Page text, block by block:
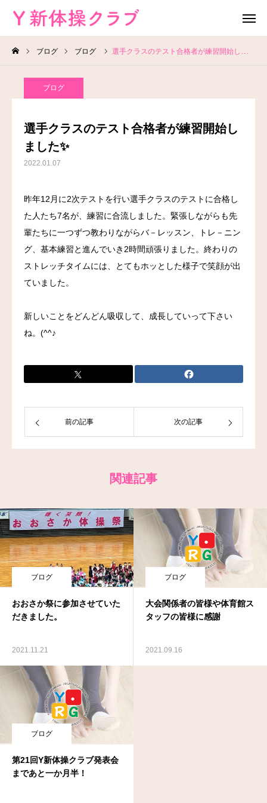
ブログ ブログ 選手クラスのテスト合格者が練習開始しました✨
ブログ
選手クラスのテスト合格者が練習開始し
ました✨
2022.01.07
昨年12月に2次テストを行い選手クラスのテストに合格し
た人たち7名が、練習に合流しました。緊張しながらも先
輩たちに一つずつ教わりながらバ－レッスン、トレ－ニン
グ、基本練習と進んでいき2時間頑張りました。終わりの
ストレッチタイムには、とてもホッとした様子で笑顔が出
ていました。
新しいことをどんどん吸収して、成長していって下さい
ね。(^^♪
前の記事 次の記事
関連記事
ブログ
おおさか祭に参加させていた
だきました。
2021.11.21
ブログ
大会関係者の皆様や体育館ス
タッフの皆様に感謝
2021.09.16
ブログ
第21回Y新体操クラブ発表会
まであと一か月半！
無料体験
HOME
教室概要
よくある質問
お問い合わせ